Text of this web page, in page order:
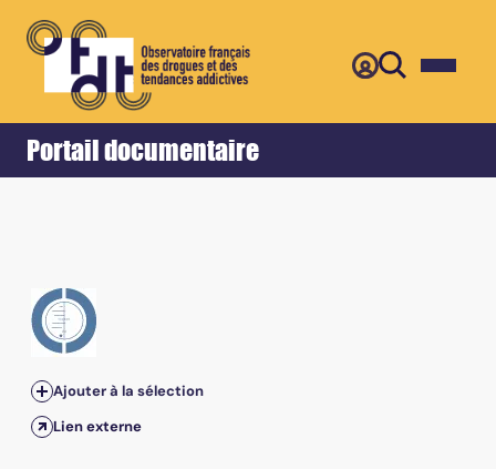
Portail documentaire
Accueil Retour
Ajouter à la sélection
Lien externe